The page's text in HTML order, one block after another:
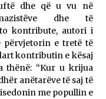
dhe që u vu në
dhe të
kontribute, autori i
e tretë të
kontributin e kësaj
thënë: “Kur u krijua
anëtarëve të saj të
me popullin e